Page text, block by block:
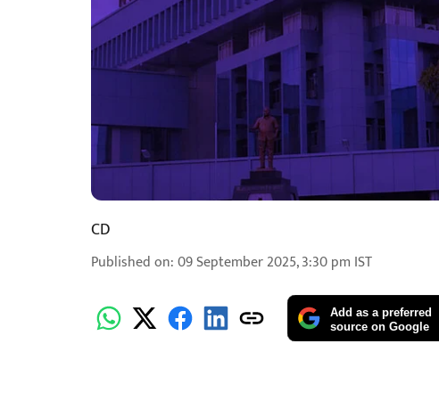
CD
Published on:09 September 2025, 3:30 pm IST
Add as a preferred
source on Google